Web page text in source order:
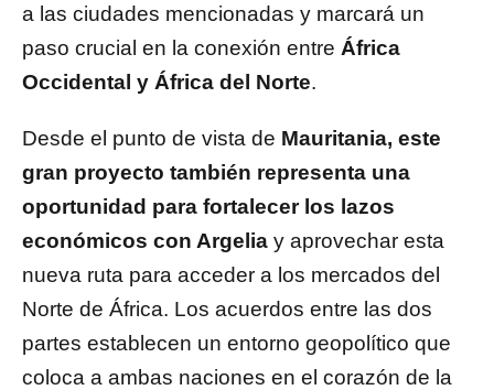
a las ciudades mencionadas y marcará un
paso crucial en la conexión entre África
Occidental y África del Norte.
Desde el punto de vista de Mauritania, este
gran proyecto también representa una
oportunidad para fortalecer los lazos
económicos con Argelia y aprovechar esta
nueva ruta para acceder a los mercados del
Norte de África. Los acuerdos entre las dos
partes establecen un entorno geopolítico que
coloca a ambas naciones en el corazón de la